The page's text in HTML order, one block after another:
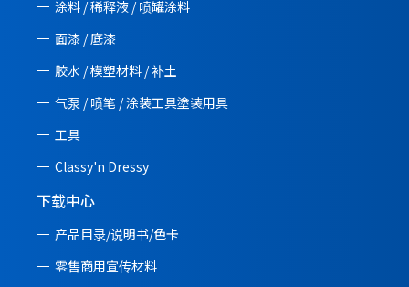
涂料 / 稀释液 / 喷罐涂料
面漆 / 底漆
胶水 / 模塑材料 / 补土
气泵 / 喷笔 / 涂装工具塗装用具
工具
Classy'n Dressy
下载中心
产品目录/说明书/色卡
零售商用宣传材料